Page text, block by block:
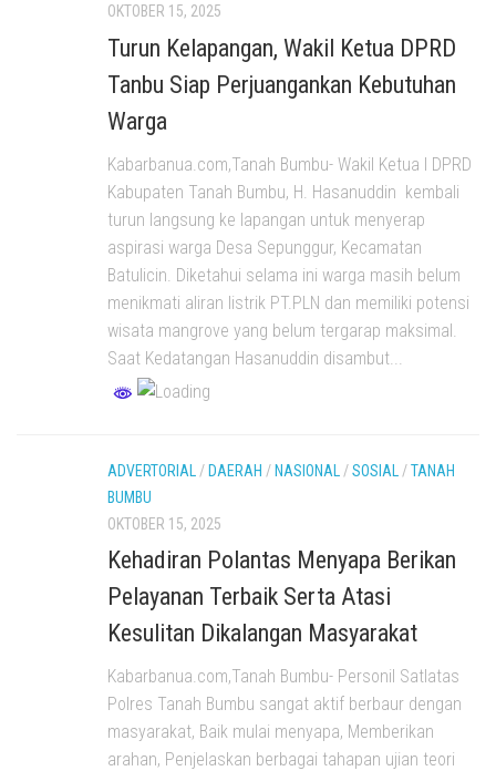
OKTOBER 15, 2025
Turun Kelapangan, Wakil Ketua DPRD
Tanbu Siap Perjuangankan Kebutuhan
Warga
Kabarbanua.com,Tanah Bumbu- Wakil Ketua I DPRD
Kabupaten Tanah Bumbu, H. Hasanuddin kembali
turun langsung ke lapangan untuk menyerap
aspirasi warga Desa Sepunggur, Kecamatan
Batulicin. Diketahui selama ini warga masih belum
menikmati aliran listrik PT.PLN dan memiliki potensi
wisata mangrove yang belum tergarap maksimal.
Saat Kedatangan Hasanuddin disambut...
ADVERTORIAL / DAERAH / NASIONAL /SOSIAL /TANAH
BUMBU
OKTOBER 15, 2025
Kehadiran Polantas Menyapa Berikan
Pelayanan Terbaik Serta Atasi
Kesulitan Dikalangan Masyarakat
Kabarbanua.com,Tanah Bumbu- Personil Satlatas
Polres Tanah Bumbu sangat aktif berbaur dengan
masyarakat, Baik mulai menyapa, Memberikan
arahan, Penjelaskan berbagai tahapan ujian teori